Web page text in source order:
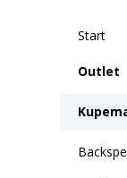
Start
Outlet